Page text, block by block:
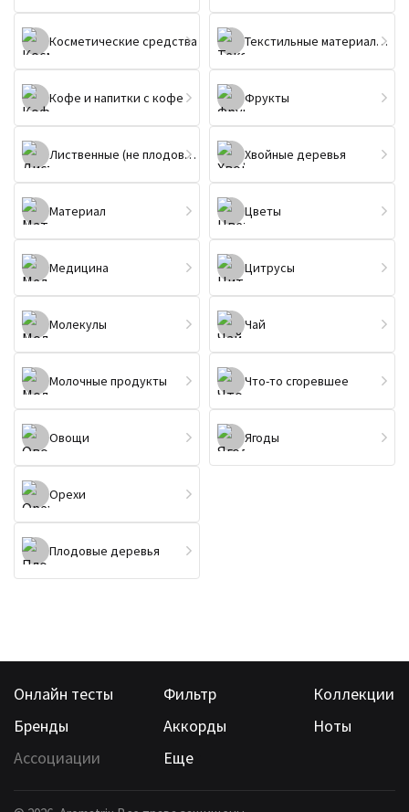
Косметические средства
Кофе и напитки с кофе
Лиственные (не плодовые) деревья
Материал
Медицина
Молекулы
Молочные продукты
Овощи
Орехи
Плодовые деревья
Текстильные материалы и изделия
Фрукты
Хвойные деревья
Цветы
Цитрусы
Чай
Что-то сгоревшее
Ягоды
Онлайн тесты Фильтр
Коллекции
Бренды
Аккорды
Ноты
Ассоциации
Еще